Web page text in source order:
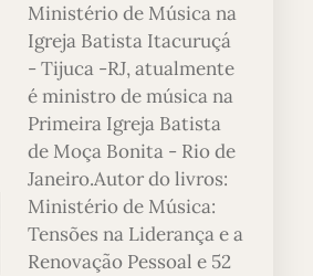
Ministério de Música na
Igreja Batista Itacuruçá
- Tijuca -RJ, atualmente
é ministro de música na
Primeira Igreja Batista
de Moça Bonita - Rio de
Janeiro.Autor do livros:
Ministério de Música:
Tensões na Liderança e a
Renovação Pessoal e 52